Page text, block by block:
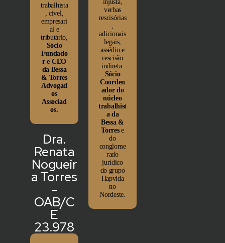
trabalhista
, cível,
empresari
al e
tributário,
Sócio
Fundado
r e CEO
da Bessa
& Torres
Advogad
os
Associad
os.
Dra.
Renata
Nogueir
a Torres
-
OAB/C
E
23.978
injusta,
verbas
rescisórias
,
adicionais
legais,
assédio e
rescisão
indireta.
Sócio
Coorden
ador do
núcleo
trabalhist
a da
Bessa &
Torrese
do
conglome
rado
jurídico
do grupo
Hapvida
no
Nordeste.